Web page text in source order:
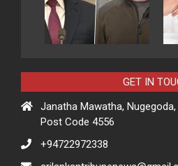
GET IN
Janatha Mawatha,
Post Code 4556
+94722972338